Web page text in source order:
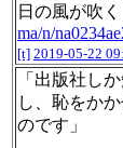
日の風が吹く
ma/n/
[t] 2019-05-22
「出版社し
し、恥をか
のです」